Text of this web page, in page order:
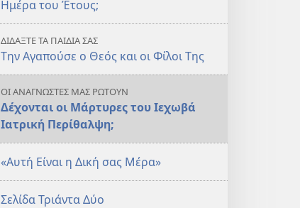
Ημέρα του Έτους;
ΔΙΔΑΞΤΕ ΤΑ ΠΑΙΔΙΑ ΣΑΣ
Την Αγαπούσε ο Θεός και οι Φίλοι Της
ΟΙ ΑΝΑΓΝΩΣΤΕΣ ΜΑΣ ΡΩΤΟΥΝ
Δέχονται οι Μάρτυρες του Ιεχωβά
Ιατρική Περίθαλψη;
«Αυτή Είναι η Δική σας Μέρα»
Σελίδα Τριάντα Δύο